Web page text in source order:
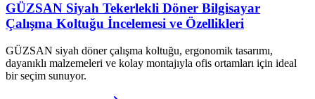
GÜZSAN Siyah Tekerlekli Döner Bilgisayar
Çalışma Koltuğu İncelemesi ve Özellikleri
GÜZSAN siyah döner çalışma koltuğu, ergonomik tasarımı,
dayanıklı malzemeleri ve kolay montajıyla ofis ortamları için ideal
bir seçim sunuyor.